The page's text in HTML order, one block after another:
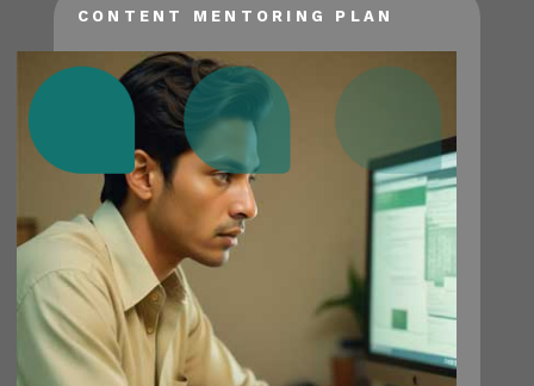
CONTENT MENTORING PLAN